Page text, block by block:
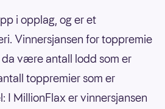
i opplag, og er et
Vinnersjansen for toppremie
være antall lodd som er
toppremier som er
I MillionFlax er vinnersjansen